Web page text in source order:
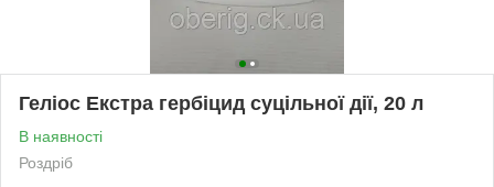
Геліос Екстра гербіцид суцільної дії, 20 л
В наявності
Роздріб